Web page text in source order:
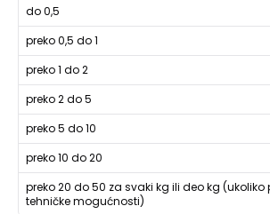
do 0,5
preko 0,5 do 1
preko 1 do 2
preko 2 do 5
preko 5 do 10
preko 10 do 20
preko 20 do 50 za svaki kg ili deo kg (ukoliko
tehničke mogućnosti)